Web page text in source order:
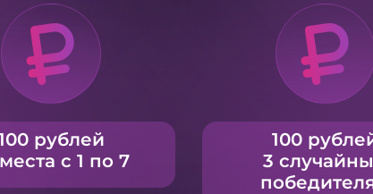
рублей
с 1 по 7
100
3